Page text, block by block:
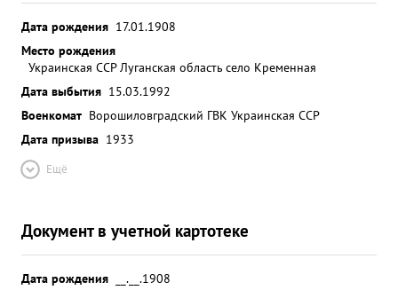
РУКОВОДСТВО БОЕВЫМИ ОПЕРАЦИЯМИ ЧАСТИ и
ПРОЯВЛЕННЫЕ ЛИЧНОЕ МУЖЕСТВО и ГЕРОИЗМ
В БОРЬБЕ с НЕМЕЦКИМИ ЗАХВАТЧИКАМИ т
ДАВЫДЕН ко достоин ПРИСВОЕНИЯ ЗВАНИЯ г ЕР
0 союз ЗА ...»
Дата рождения 17.01.1908
Место рождения
Украинская ССР Луганская область село Кременная
Дата выбытия 15.03.1992
Военкомат Ворошиловградский ГВК Украинская ССР
Дата призыва 1933
Ещё
Документ в учетной картотеке
Дата рождения
__.__.1908